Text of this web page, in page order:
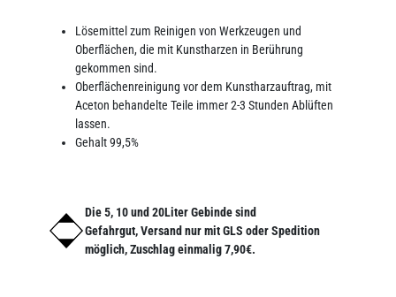
Lösemittel zum Reinigen von Werkzeugen und
Oberflächen, die mit Kunstharzen in Berührung
gekommen sind.
Oberflächenreinigung vor dem Kunstharzauftrag, mit
Aceton behandelte Teile immer 2-3 Stunden Ablüften
lassen.
Gehalt 99,5%
Die 5, 10 und 20Liter Gebinde sind
Gefahrgut, Versand nur mit GLS oder Spedition
möglich, Zuschlag einmalig 7,90€.